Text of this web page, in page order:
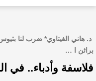
الروائي جابر محمد مدخلي:
بحذر، والثقافة قوتنا
د. هاني الغيتاوي* ضرب لنا
براثن ا …
فلاسفة وأدباء.. في